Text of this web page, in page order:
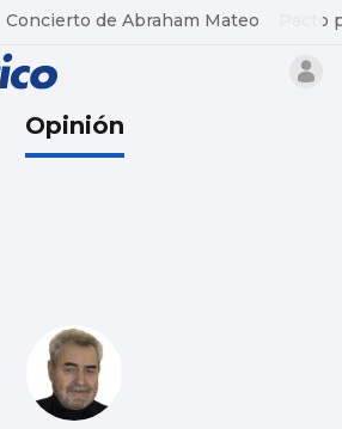
Concierto de Abraham Mateo Pacto
Opinión